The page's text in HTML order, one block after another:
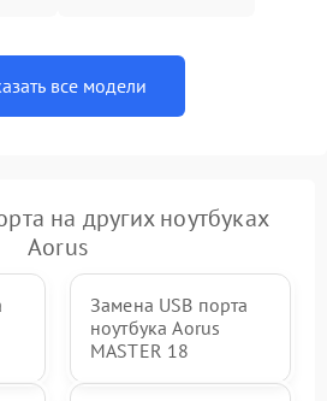
все модели
на других ноутбуках
Aorus
Замена USB порта
ноутбука Aorus
MASTER 18